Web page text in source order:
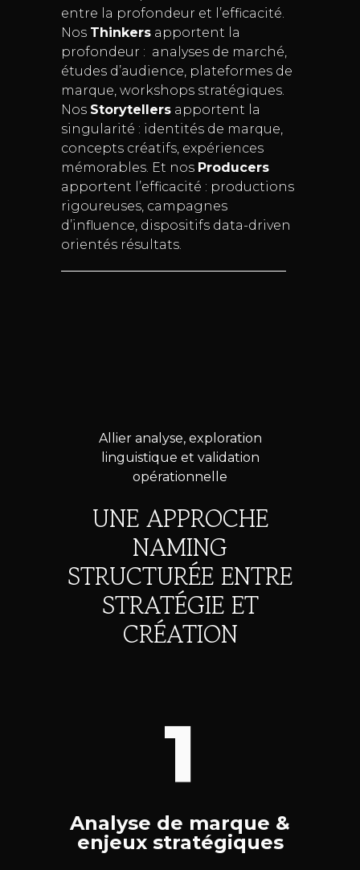
entre la profondeur et l’efficacité.
Nos Thinkersapportent la
profondeur : analyses de marché,
études d’audience, plateformes de
marque, workshops stratégiques.
Nos Storytellersapportent la
singularité : identités de marque,
concepts créatifs, expériences
mémorables. Et nos Producers
apportent l’efficacité : productions
rigoureuses, campagnes
d’influence, dispositifs data-driven
orientés résultats.
Allier analyse, exploration
linguistique et validation
opérationnelle
UNE APPROCHE
NAMING
STRUCTURÉE ENTRE
STRATÉGIE ET
CRÉATION
1
Analyse de marque &
enjeux stratégiques